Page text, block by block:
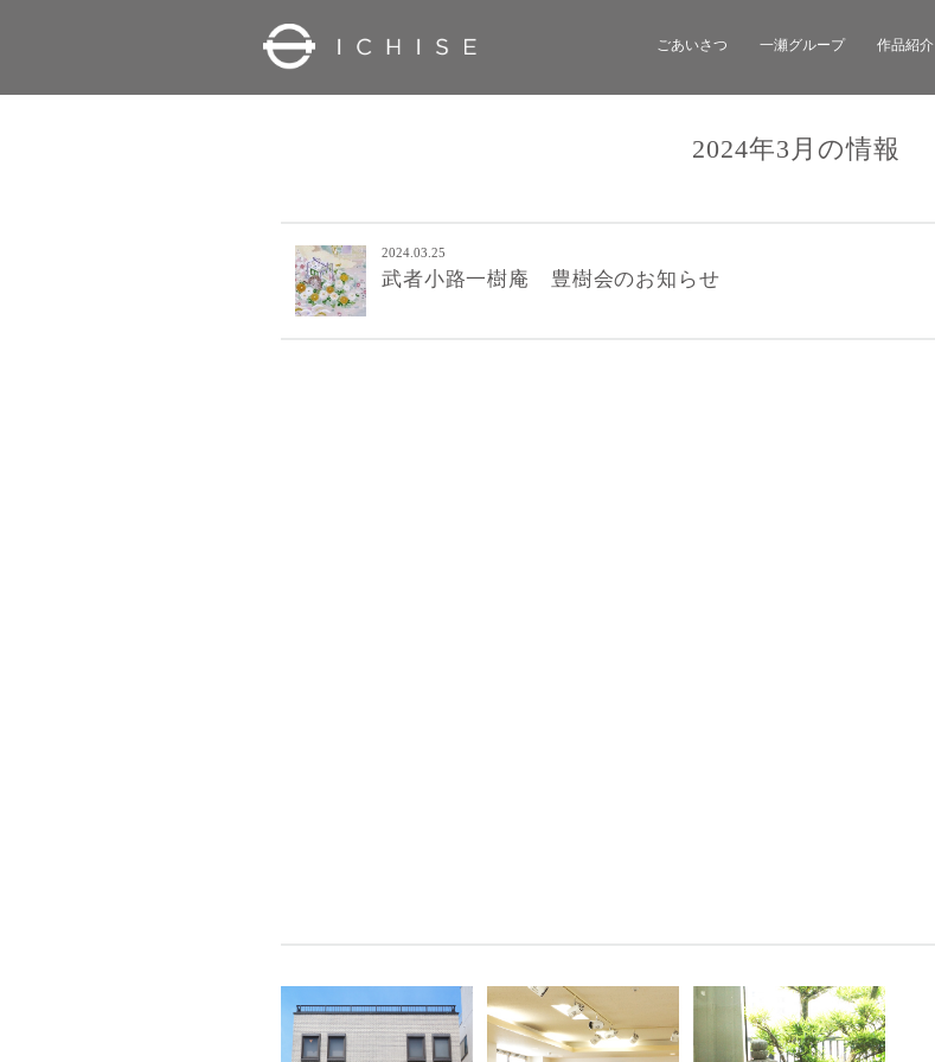
ごあいさつ 一瀬グループ 作品紹介
2024年3月の情報
2024.03.25
武者小路一樹庵 豊樹会のお知らせ